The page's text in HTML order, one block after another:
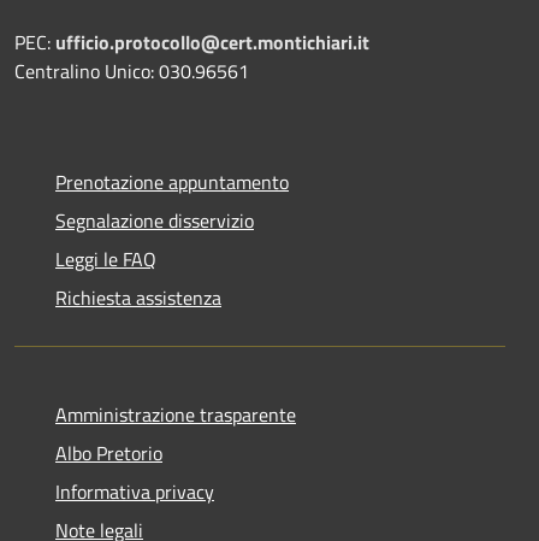
PEC: ufficio.protocollo@cert.montichiari.it
Centralino Unico: 030.96561
Prenotazione appuntamento
Segnalazione disservizio
Leggi le FAQ
Richiesta assistenza
Amministrazione trasparente
Albo Pretorio
Informativa privacy
Note legali